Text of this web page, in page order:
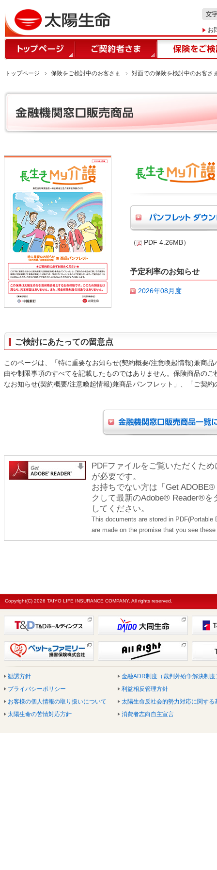
お
トップページ 保険をご検討中のお客さま 対面での保険を検討中のお客さ
（ PDF 4.26MB）
予定利率のお知らせ
2026年08月度
ご検討にあたっての留意点
このページは、「特に重要なお知らせ(契約概要/注意喚起情報)兼商
由や制限事項のすべてを記載したものではありません。保険商品の
なお知らせ(契約概要/注意喚起情報)兼商品パンフレット」、「ご契
PDFファイルをご覧いただくた
が必要です。
お持ちでない方は「Get
クして最新のAdobe® Reader®
してください。
This documents are stored in
are made on the promise that you see
Copyright(C) 2026 TAIYO LIFE INSURANCE COMPANY. All rights reserved.
勧誘方針
プライバシーポリシー
お客様の個人情報の取り扱いについて
太陽生命の苦情対応方針
金融ADR制度（裁判外紛争解決制度
利益相反管理方針
太陽生命反社会的勢力対応に関する
消費者志向自主宣言